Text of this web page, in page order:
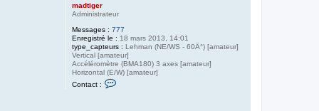
madtiger
Administrateur
Messages : 777
Enregistré le : 18 mars 2013, 14:01
type_capteurs : Lehman (NE/WS - 60Â°) [amateur]
Vertical [amateur]
Accéléromètre (BMA180) 3 axes [amateur]
Horizontal (E/W) [amateur]
Contact :